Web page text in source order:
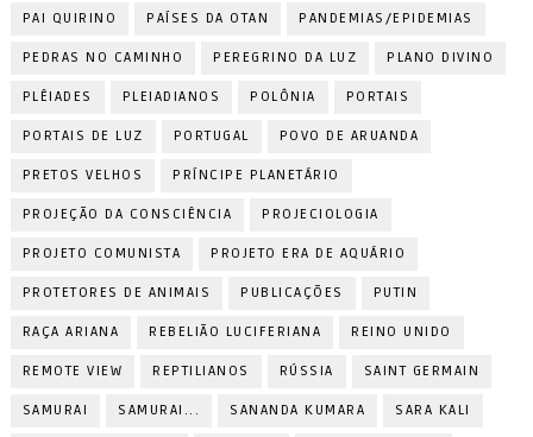
PAI QUIRINO PAÍSES DA OTAN PANDEMIAS/EPIDEMIAS
PEDRAS NO CAMINHO PEREGRINO DA LUZ PLANO DIVINO
PLÊIADES PLEIADIANOS POLÔNIA PORTAIS
PORTAIS DE LUZ PORTUGAL POVO DE ARUANDA
PRETOS VELHOS PRÍNCIPE PLANETÁRIO
PROJEÇÃO DA CONSCIÊNCIA PROJECIOLOGIA
PROJETO COMUNISTA PROJETO ERA DE AQUÁRIO
PROTETORES DE ANIMAIS PUBLICAÇÕES PUTIN
RAÇA ARIANA REBELIÃO LUCIFERIANA REINO UNIDO
REMOTE VIEW REPTILIANOS RÚSSIA SAINT GERMAIN
SAMURAI SAMURAI... SANANDA KUMARA SARA KALI